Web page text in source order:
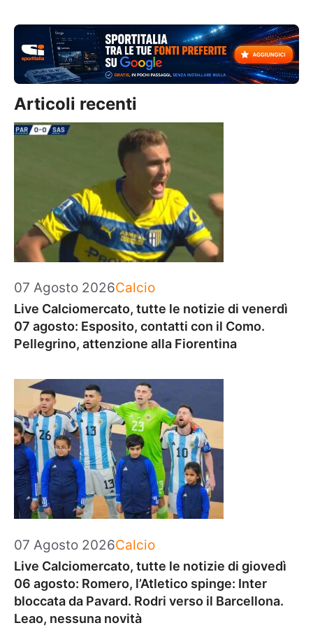
Articoli recenti
07 Agosto 2026Categorie
Calcio
Live Calciomercato, tutte le notizie di venerdì
07 agosto: Esposito, contatti con il Como.
Pellegrino, attenzione alla Fiorentina
07 Agosto 2026Categorie
Calcio
Live Calciomercato, tutte le notizie di giovedì
06 agosto: Romero, l’Atletico spinge: Inter
bloccata da Pavard. Rodri verso il Barcellona.
Leao, nessuna novità